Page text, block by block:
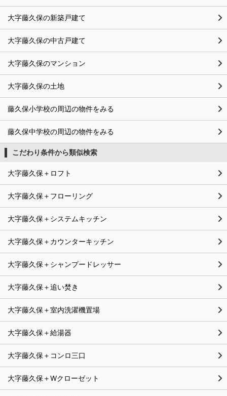
大字藤久保の新築戸建て
大字藤久保の中古戸建て
大字藤久保のマンション
大字藤久保の土地
藤久保小学校の周辺の物件をみる
藤久保中学校の周辺の物件をみる
こだわり条件から類似検索
大字藤久保＋ロフト
大字藤久保＋フローリング
大字藤久保＋システムキッチン
大字藤久保＋カウンターキッチン
大字藤久保＋シャンプードレッサー
大字藤久保＋追い焚き
大字藤久保＋室内洗濯機置場
大字藤久保＋給湯器
大字藤久保＋コンロ三口
大字藤久保＋Wクローゼット